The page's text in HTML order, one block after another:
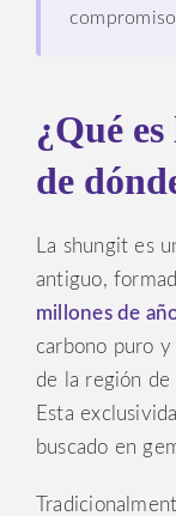
¿Qué
de
La shungit es
antiguo,
millones de
carbono puro
de la región
Esta
buscado en